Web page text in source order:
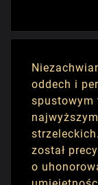
oddech i
spustowym
został
o